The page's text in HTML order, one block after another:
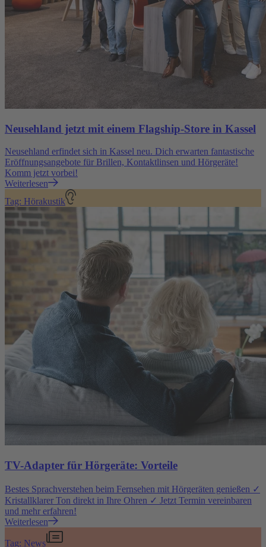
Neusehland jetzt mit einem Flagship-Store in Kassel
Neusehland erfindet sich in Kassel neu. Dich erwarten fantastische
Eröffnungsangebote für Brillen, Kontaktlinsen und Hörgeräte!
Komm jetzt vorbei!
Weiterlesen
Tag: Hörakustik
TV-Adapter für Hörgeräte: Vorteile
Bestes Sprachverstehen beim Fernsehen mit Hörgeräten genießen ✓
Kristallklarer Ton direkt in Ihre Ohren ✓ Jetzt Termin vereinbaren
und mehr erfahren!
Weiterlesen
Tag: News